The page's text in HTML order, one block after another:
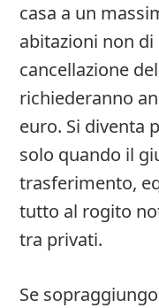
casa a un
abitazioni non di
cancellazione
richiederanno
euro. Si diventa
solo quando il
trasferimento,
tutto al rogito
tra privati.
Se